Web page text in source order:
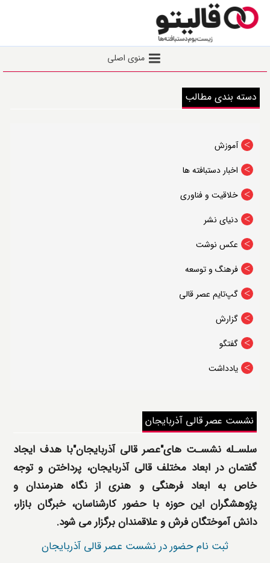
منوی اصلی
Toggle
navigation
دسته بندی مطالب
آموزش
اخبار دستبافته ها
خلاقیت و فناوری
دنیای نشر
عکس نوشت
فرهنگ و توسعه
گپ‌تایم عصر قالی
گزارش
گفتگو
یادداشت
نشست عصر قالی آذربایجان
سلسـله نشسـت های"عصر قالی آذربایجان"با هدف ایجاد
گفتمان در ابعاد مختلف قالی آذربایجان، پرداختن و توجه
خاص به ابعاد فرهنگی و هنری از نگاه هنرمندان و
پژوهشگران این حوزه با حضور کارشناسان، خبرگان بازار،
دانش آموختگان فرش و علاقمندان برگزار می شود.
ثبت نام حضور در نشست عصر قالی آذربایجان